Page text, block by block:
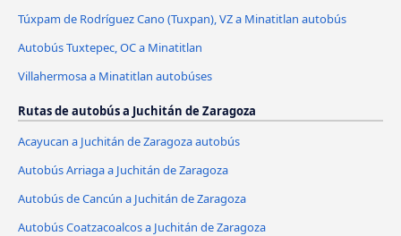
Túxpam de Rodríguez Cano (Tuxpan), VZ a Minatitlan autobús
Autobús Tuxtepec, OC a Minatitlan
Villahermosa a Minatitlan autobúses
Rutas de autobús a Juchitán de Zaragoza
Acayucan a Juchitán de Zaragoza autobús
Autobús Arriaga a Juchitán de Zaragoza
Autobús de Cancún a Juchitán de Zaragoza
Autobús Coatzacoalcos a Juchitán de Zaragoza